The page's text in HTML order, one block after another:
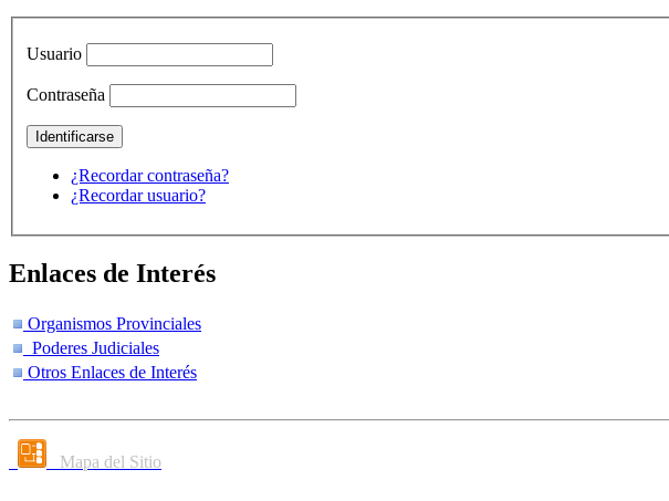
Usuario
Contraseña
¿Recordar contraseña?
¿Recordar usuario?
Enlaces de Interés
Organismos Provinciales
Poderes Judiciales
Otros Enlaces de Interés
Mapa del Sitio